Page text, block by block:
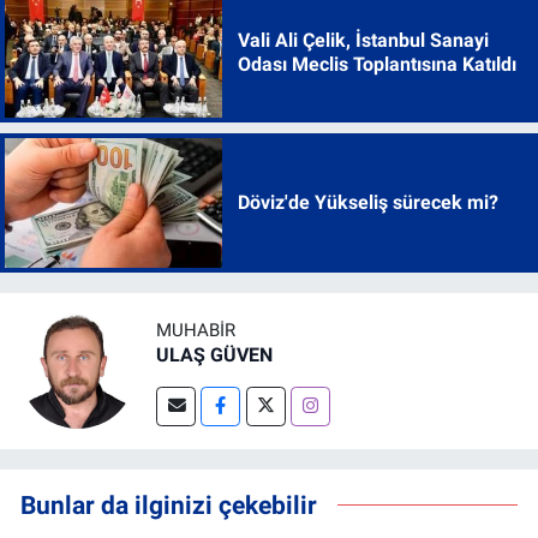
Vali Ali Çelik, İstanbul Sanayi
Odası Meclis Toplantısına Katıldı
Döviz'de Yükseliş sürecek mi?
MUHABIR
ULAŞ GÜVEN
Bunlar da ilginizi çekebilir